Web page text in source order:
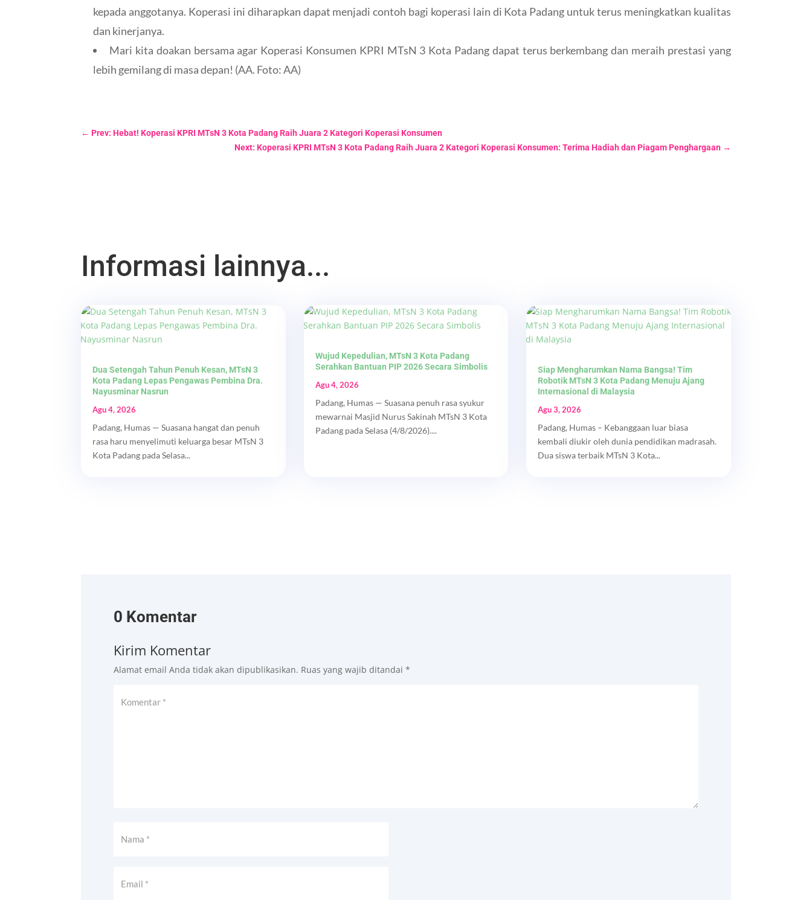
kepada anggotanya. Koperasi ini diharapkan dapat menjadi contoh bagi koperasi lain di Kota Padang untuk terus meningkatkan kualitas
dan kinerjanya.
Mari kita doakan bersama agar Koperasi Konsumen KPRI MTsN 3 Kota Padang dapat terus berkembang dan meraih prestasi yang
lebih gemilang di masa depan! (AA. Foto: AA)
←Prev: Hebat! Koperasi KPRI MTsN 3 Kota Padang Raih Juara 2 Kategori Koperasi Konsumen
Next: Koperasi KPRI MTsN 3 Kota Padang Raih Juara 2 Kategori Koperasi Konsumen: Terima Hadiah dan Piagam Penghargaan→
Informasi lainnya...
Dua Setengah Tahun Penuh Kesan, MTsN 3
Kota Padang Lepas Pengawas Pembina Dra.
Nayusminar Nasrun
Agu 4, 2026
Padang, Humas — Suasana hangat dan penuh
rasa haru menyelimuti keluarga besar MTsN 3
Kota Padang pada Selasa...
Wujud Kepedulian, MTsN 3 Kota Padang
Serahkan Bantuan PIP 2026 Secara Simbolis
Agu 4, 2026
Padang, Humas — Suasana penuh rasa syukur
mewarnai Masjid Nurus Sakinah MTsN 3 Kota
Padang pada Selasa (4/8/2026)....
Siap Mengharumkan Nama Bangsa! Tim
Robotik MTsN 3 Kota Padang Menuju Ajang
Internasional di Malaysia
Agu 3, 2026
Padang, Humas – Kebanggaan luar biasa
kembali diukir oleh dunia pendidikan madrasah.
Dua siswa terbaik MTsN 3 Kota...
0 Komentar
Kirim Komentar
Alamat email Anda tidak akan dipublikasikan. Ruas yang wajib ditandai*